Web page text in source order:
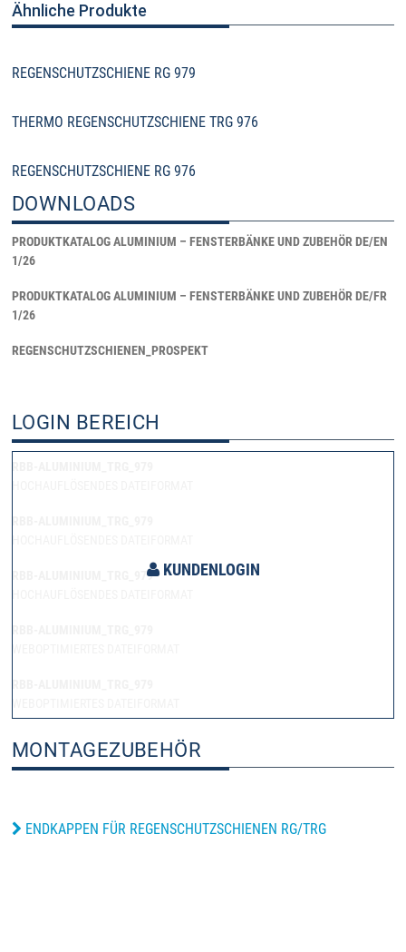
Ähnliche Produkte
REGENSCHUTZSCHIENE RG 979
THERMO REGENSCHUTZSCHIENE TRG 976
REGENSCHUTZSCHIENE RG 976
DOWNLOADS
PRODUKTKATALOG ALUMINIUM – FENSTERBÄNKE UND ZUBEHÖR DE/EN
1/26
PRODUKTKATALOG ALUMINIUM – FENSTERBÄNKE UND ZUBEHÖR DE/FR
1/26
REGENSCHUTZSCHIENEN_PROSPEKT
LOGIN BEREICH
RBB-ALUMINIUM_TRG_979 KUNDENLOGIN
MONTAGEZUBEHÖR
ENDKAPPEN FÜR REGENSCHUTZSCHIENEN RG/TRG